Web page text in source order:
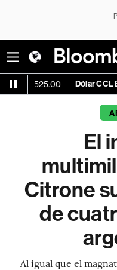
Dólar CCL BYMA
El
Citrone
de
Al igual que el